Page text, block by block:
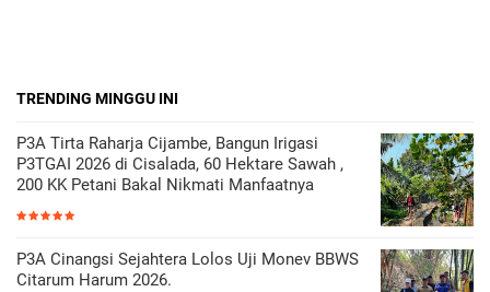
TRENDING MINGGU INI
P3A Tirta Raharja Cijambe, Bangun Irigasi
P3TGAI 2026 di Cisalada, 60 Hektare Sawah ,
200 KK Petani Bakal Nikmati Manfaatnya
P3A Cinangsi Sejahtera Lolos Uji Monev BBWS
Citarum Harum 2026.